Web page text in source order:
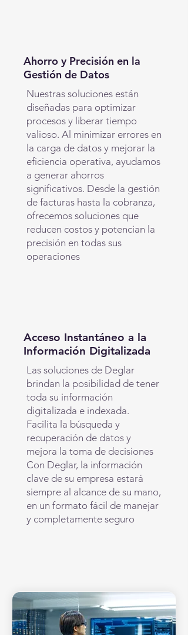
Ahorro y Precisión en la
Gestión de Datos
Nuestras soluciones están
diseñadas para optimizar
procesos y liberar tiempo
valioso. Al minimizar errores en
la carga de datos y mejorar la
eficiencia operativa, ayudamos
a generar ahorros
significativos. Desde la gestión
de facturas hasta la cobranza,
ofrecemos soluciones que
reducen costos y potencian la
precisión en todas sus
operaciones
Acceso Instantáneo a la
Información Digitalizada
Las soluciones de Deglar
brindan la posibilidad de tener
toda su información
digitalizada e indexada.
Facilita la búsqueda y
recuperación de datos y
mejora la toma de decisiones
Con Deglar, la información
clave de su empresa estará
siempre al alcance de su mano,
en un formato fácil de manejar
y completamente seguro